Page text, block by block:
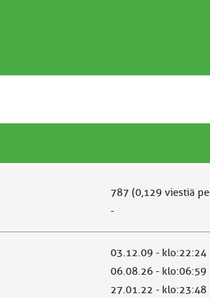
787 (0,129 viestiä
-
03.12.09 - klo:22:24
06.08.26 - klo:06:59
27.01.22 - klo:23:48